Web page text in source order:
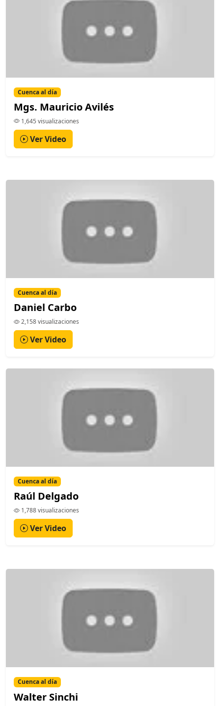
Cuenca al día
Mgs. Mauricio Avilés
1,645 visualizaciones
Ver Video
Cuenca al día
Daniel Carbo
2,158 visualizaciones
Ver Video
Cuenca al día
Raúl Delgado
1,788 visualizaciones
Ver Video
Cuenca al día
Walter Sinchi